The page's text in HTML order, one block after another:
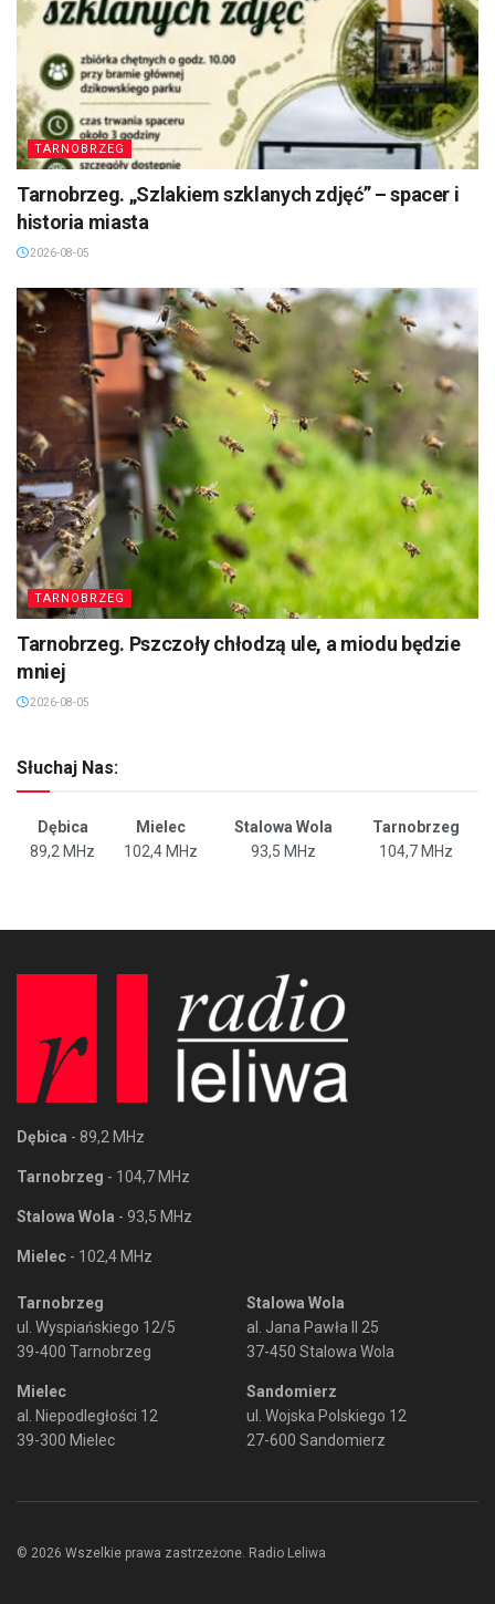
TARNOBRZEG
Tarnobrzeg. „Szlakiem szklanych zdjęć” – spacer i
historia miasta
2026-08-05
TARNOBRZEG
Tarnobrzeg. Pszczoły chłodzą ule, a miodu będzie
mniej
2026-08-05
Słuchaj Nas:
Dębica Mielec Stalowa Wola
Tarnobrzeg
89,2 MHz
102,4 MHz 93,5 MHz 104,7 MHz
Dębica - 89,2 MHz
Tarnobrzeg - 104,7 MHz
Stalowa Wola - 93,5 MHz
Mielec - 102,4 MHz
Tarnobrzeg
ul. Wyspiańskiego 12/5
39-400 Tarnobrzeg
Mielec
al. Niepodległości 12
39-300 Mielec
Stalowa Wola
al. Jana Pawła II 25
37-450 Stalowa Wola
Sandomierz
ul. Wojska Polskiego 12
27-600 Sandomierz
© 2026 Wszelkie prawa zastrzeżone. Radio Leliwa